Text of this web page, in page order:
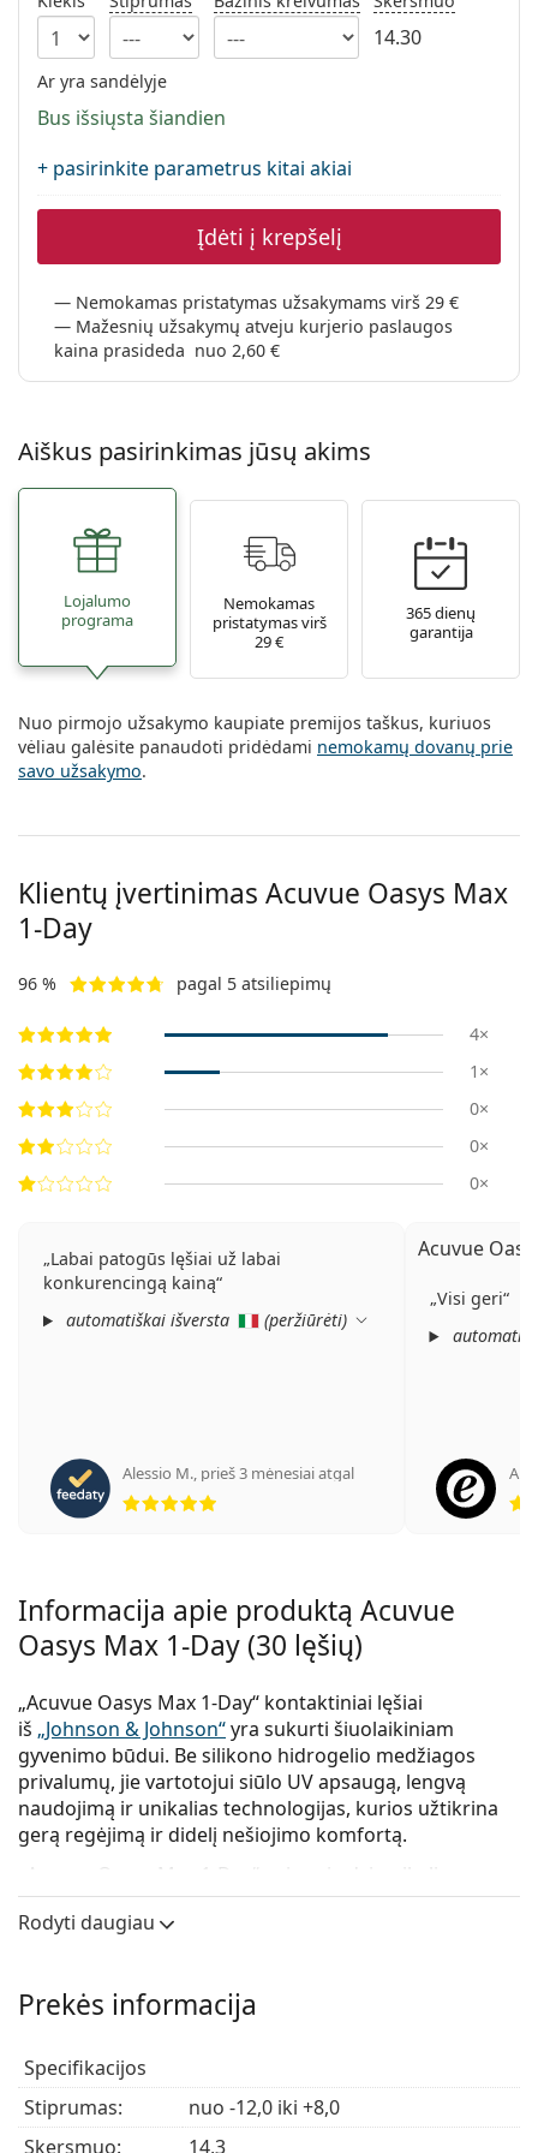
Persol
Prada
Atraskite visus
14.30
Ar yra sandėlyje
Bus išsiųsta šiandien
+ pasirinkite parametrus kitai akiai
Įdėti į krepšelį
Nemokamas pristatymas užsakymams virš 29 €
Mažesnių užsakymų atveju kurjerio paslaugos
kaina prasideda nuo 2,60 €
Aiškus pasirinkimas jūsų akims
Lojalumo
programa
Nemokamas
pristatymas virš
29 €
365 dienų
garantija
Nuo pirmojo užsakymo kaupiate premijos taškus, kuriuos
vėliau galėsite panaudoti pridėdami nemokamų dovanų prie
savo užsakymo.
Klientų įvertinimas Acuvue Oasys Max
1-Day
96 % pagal 5 atsiliepimų
4×
1×
0×
0×
0×
Labai patogūs lęšiai už labai
konkurencingą kainą
automatiškai išversta
(peržiūrėti)
Alessio M., prieš 3 mėnesiai atgal
Įvertinimas 5 iš 5
Acuvue
Visi geri
Informacija apie produktą Acuvue
Oasys Max 1-Day (30 lęšių)
„Acuvue Oasys Max 1-Day“ kontaktiniai lęšiai
iš „Johnson & Johnson“yra sukurti šiuolaikiniam
gyvenimo būdui. Be silikono hidrogelio medžiagos
privalumų, jie vartotojui siūlo UV apsaugą, lengvą
naudojimą ir unikalias technologijas, kurios užtikrina
gerą regėjimą ir didelį nešiojimo komfortą.
„Acuvue Oasys Max 1-Day“ sujungia dvi unikalias
technologijas, kad užtikrintų optimalų komfortą ir tuo
pačiu aštrų, aiškų regėjimą bet kokiomis apšvietimo
„OptiBlue“ filtras, skirtas mėlynai-violetinei šviesai,
„Acuvue Oasys Max 1-Day“ vienadieniai lęšiai taip pat
užtikrina puikų veikimą patogiam regėjimui, kai
naudojatės kompiuteriu ar skaitmeniniais įrenginiais.
Rodyti daugiau
Prekės informacija
Specifikacijos
Stiprumas:
nuo -12,0 iki +8,0
Skersmuo:
14,3